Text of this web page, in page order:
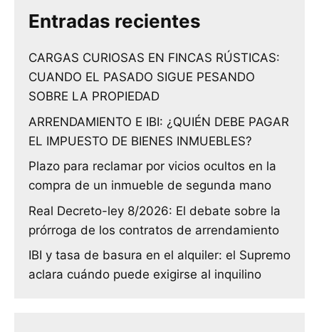
Entradas recientes
CARGAS CURIOSAS EN FINCAS RÚSTICAS:
CUANDO EL PASADO SIGUE PESANDO
SOBRE LA PROPIEDAD
ARRENDAMIENTO E IBI: ¿QUIÉN DEBE PAGAR
EL IMPUESTO DE BIENES INMUEBLES?
Plazo para reclamar por vicios ocultos en la
compra de un inmueble de segunda mano
Real Decreto-ley 8/2026: El debate sobre la
prórroga de los contratos de arrendamiento
IBI y tasa de basura en el alquiler: el Supremo
aclara cuándo puede exigirse al inquilino